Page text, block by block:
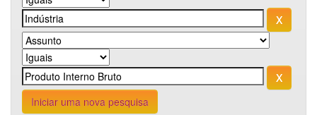
Iniciar uma nova pesquisa